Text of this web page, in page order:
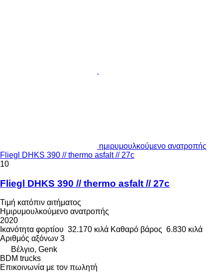
ημιρυμουλκούμενο ανατροπής
Fliegl DHKS 390 // thermo asfalt // 27c
10
Fliegl DHKS 390 // thermo asfalt // 27c
Τιμή κατόπιν αιτήματος
Ημιρυμουλκούμενο ανατροπής
2020
Ικανότητα φορτίου 32.170 κιλά Καθαρό βάρος 6.830 κιλά
Αριθμός αξόνων 3
Βέλγιο, Genk
BDM trucks
Επικοινωνία με τον πωλητή